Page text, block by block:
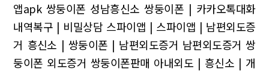
앱apk 쌍둥이폰 성남흥신소 쌍둥이폰 | 카카오톡대화
내역복구 | 비밀상담 스파이앱 | 스파이앱 | 남편외도증
거 흥신소 | 쌍둥이폰 | 남편외도증거 남편외도증거 쌍
둥이폰 외도증거 쌍둥이폰판매 아내외도 | 흥신소 | 개